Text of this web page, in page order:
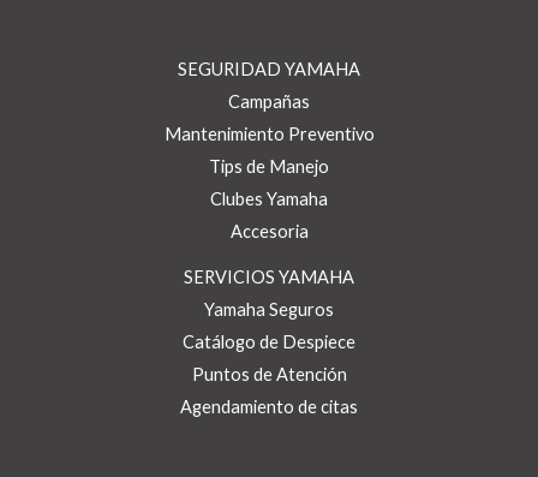
SEGURIDAD YAMAHA
Campañas
Mantenimiento Preventivo
Tips de Manejo
Clubes Yamaha
Accesoria
SERVICIOS YAMAHA
Yamaha Seguros
Catálogo de Despiece
Puntos de Atención
Agendamiento de citas